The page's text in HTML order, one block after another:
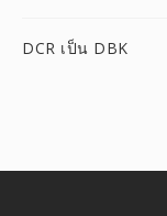
DCR เป็น DBK